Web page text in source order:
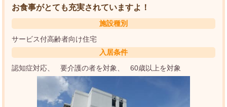
お食事がとても充実されていますよ！
施設種別
サービス付高齢者向け住宅
入居条件
認知症対応
要介護の者を対象 60歳以上を対象